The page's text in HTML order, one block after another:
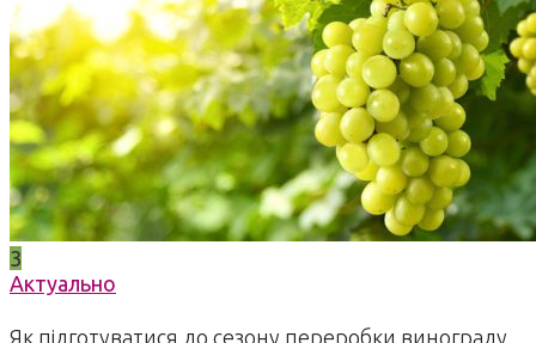
3
Актуально
Як підготуватися до сезону переробки винограду